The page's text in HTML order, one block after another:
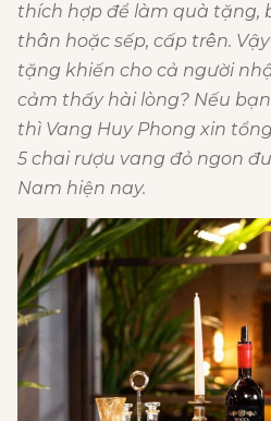
thích hợp để làm quà tặng,
thân hoặc sếp, cấp trên.
tặng khiến cho cả người
cảm thấy hài lòng? Nếu
thì Vang Huy Phong xin
5 chai rượu vang đỏ ngon
Nam hiện nay.